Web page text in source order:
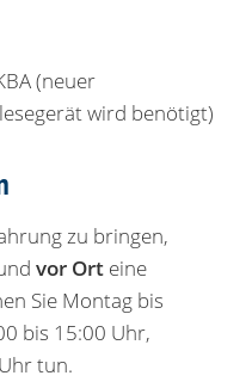
(neuer
wird benötigt)
zu bringen,
vor Ort eine
Sie Montag bis
bis 15:00 Uhr,
tun.